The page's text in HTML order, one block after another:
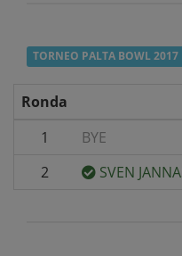
TORNEO PALTA BOWL 2017
Ronda
1
BYE
2
SVEN